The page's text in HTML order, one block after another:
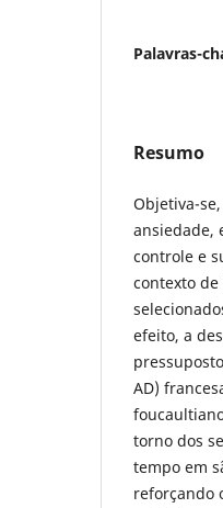
Palavras-
Resumo
Objetiva-
ansiedade,
controle e
contexto
efeito, a
AD)
torno dos
tempo em
reforçando